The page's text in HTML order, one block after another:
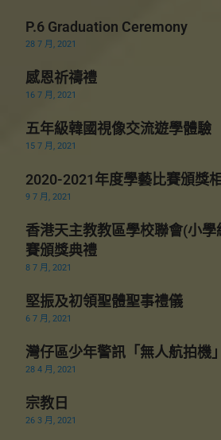
P.6 Graduation Ceremony
28 7 月, 2021
感恩祈禱禮
16 7 月, 2021
五年級韓國視像交流遊學體驗
15 7 月, 2021
2020-2021年度學藝比賽頒獎
9 7 月, 2021
香港天主教教區學校聯會(小
賽頒獎典禮
8 7 月, 2021
堅振及初領聖體聖事禮儀
6 7 月, 2021
灣仔區少年警訊「無人航拍機
28 4 月, 2021
宗教日
26 3 月, 2021